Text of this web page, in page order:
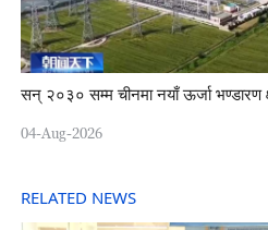
सन् २०३० सम्म चीनमा नयाँ ऊर्जा भण्डारण
04-Aug-2026
RELATED NEWS